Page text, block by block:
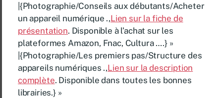
|{Photographie/Conseils aux débutants/Acheter
un appareil numérique .,Lien sur la fiche de
présentation. Disponible à l’achat sur les
plateformes Amazon, Fnac, Cultura ….} »
|{Photographie/Les premiers pas/Structure des
appareils numériques .,Lien sur la description
complète. Disponible dans toutes les bonnes
librairies.} »